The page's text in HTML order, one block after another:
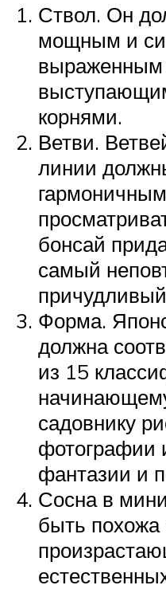
Ствол. Он
мощным и
выраженным
корнями.
Ветви.
линии
бонсай
самый
Форма.
должна
из 15
садовнику
фотографии
фантазии и
Сосна в
быть похожа